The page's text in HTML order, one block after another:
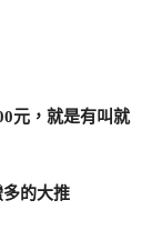
元，就是有叫就
的大推